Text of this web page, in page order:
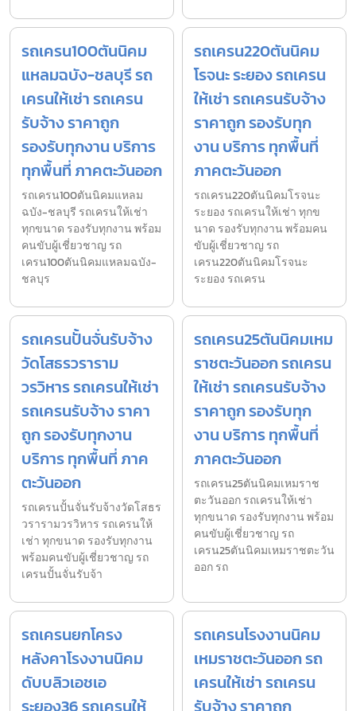
รถเครน100ตันนิคม
แหลมฉบัง-ชลบุรี รถ
เครนให้เช่า รถเครน
รับจ้าง ราคาถูก
รองรับทุกงาน บริการ
ทุกพื้นที่ ภาคตะวันออก
รถเครน100ตันนิคมแหลม
ฉบัง-ชลบุรี รถเครนให้เช่า
ทุกขนาด รองรับทุกงาน พร้อม
คนขับผู้เชี่ยวชาญ รถ
เครน100ตันนิคมแหลมฉบัง-
ชลบุร
รถเครน220ตันนิคม
โรจนะ ระยอง รถเครน
ให้เช่า รถเครนรับจ้าง
ราคาถูก รองรับทุก
งาน บริการ ทุกพื้นที่
ภาคตะวันออก
รถเครน220ตันนิคมโรจนะ
ระยอง รถเครนให้เช่า ทุกข
นาด รองรับทุกงาน พร้อมคน
ขับผู้เชี่ยวชาญ รถ
เครน220ตันนิคมโรจนะ
ระยอง รถเครน
รถเครนปั้นจั่นรับจ้าง
วัดโสธรวราราม
วรวิหาร รถเครนให้เช่า
รถเครนรับจ้าง ราคา
ถูก รองรับทุกงาน
บริการ ทุกพื้นที่ ภาค
ตะวันออก
รถเครนปั้นจั่นรับจ้างวัดโสธร
วรารามวรวิหาร รถเครนให้
เช่า ทุกขนาด รองรับทุกงาน
พร้อมคนขับผู้เชี่ยวชาญ รถ
เครนปั้นจั่นรับจ้า
รถเครน25ตันนิคมเหม
ราชตะวันออก รถเครน
ให้เช่า รถเครนรับจ้าง
ราคาถูก รองรับทุก
งาน บริการ ทุกพื้นที่
ภาคตะวันออก
รถเครน25ตันนิคมเหมราช
ตะวันออก รถเครนให้เช่า
ทุกขนาด รองรับทุกงาน พร้อม
คนขับผู้เชี่ยวชาญ รถ
เครน25ตันนิคมเหมราชตะวัน
ออก รถ
รถเครนยกโครง
หลังคาโรงงานนิคม
ดับบลิวเอชเอ
ระยอง36 รถเครนให้
รถเครนโรงงานนิคม
เหมราชตะวันออก รถ
เครนให้เช่า รถเครน
รับจ้าง ราคาถูก